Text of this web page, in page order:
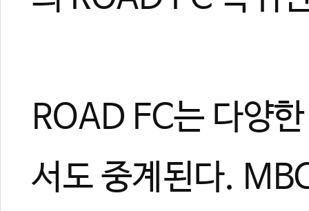
ROAD FC는 다양
서도 중계된다.